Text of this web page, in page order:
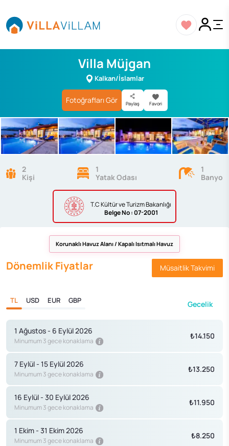
Villa Müjgan
Kalkan/İslamlar
Fotoğrafları Gör Paylaş Favori
T.C Kültür ve Turizm Bakanlığı
BelgeNo : 07-2001
2
Kişi
1
Yatak Odası
1
Banyo
Korunaklı Havuz Alanı / Kapalı Isıtmalı Havuz
Dönemlik Fiyatlar Müsaitlik Takvimi
TL USD EUR GBP Gecelik
1 Ağustos - 6 Eylül 2026
Minumum 3 gece konaklama
₺14.150
7 Eylül - 15 Eylül 2026
Minumum 3 gece konaklama
₺13.250
16 Eylül - 30 Eylül 2026
Minumum 3 gece konaklama
₺11.950
1 Ekim - 31 Ekim 2026
Minumum 3 gece konaklama
₺8.250